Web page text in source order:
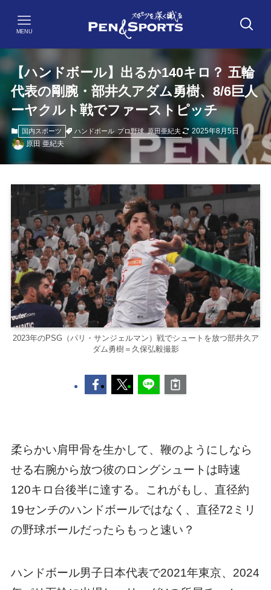
MENU
【ハンドボール】出るか140キロ？ 五輪
代表の剛腕・部井久アダム勇樹、8/6巨人
ーヤクルト戦でファーストピッチ
国内スポーツ ハンドボール プロ野球 原田亜紀夫
2025年8月5日
原田 亜紀夫
2023年のPSG（パリ・サンジェルマン）戦でシュートを放つ部井久ア
ダム勇樹＝久保弘毅撮影
柔らかい肩甲骨を生かして、鞭のようにしなら
せる右腕から放つ彼のロングシュートは時速
120キロ台後半に達する。これがもし、直径約
19センチのハンドボールではなく、直径72ミリ
の野球ボールだったらもっと速い？
ハンドボール男子日本代表で2021年東京、2024